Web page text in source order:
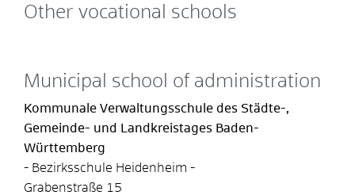
Other vocational schools
Municipal school of administration
Kommunale Verwaltungsschule des Städte-,
Gemeinde- und Landkreistages Baden-
Württemberg
- Bezirksschule Heidenheim -
Grabenstraße 15